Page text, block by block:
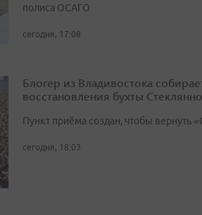
полиса ОСАГО
сегодня, 17:08
Блогер из Владивостока
восстановления бухты
Пункт приёма создан, чтобы вернуть
сегодня, 18:03